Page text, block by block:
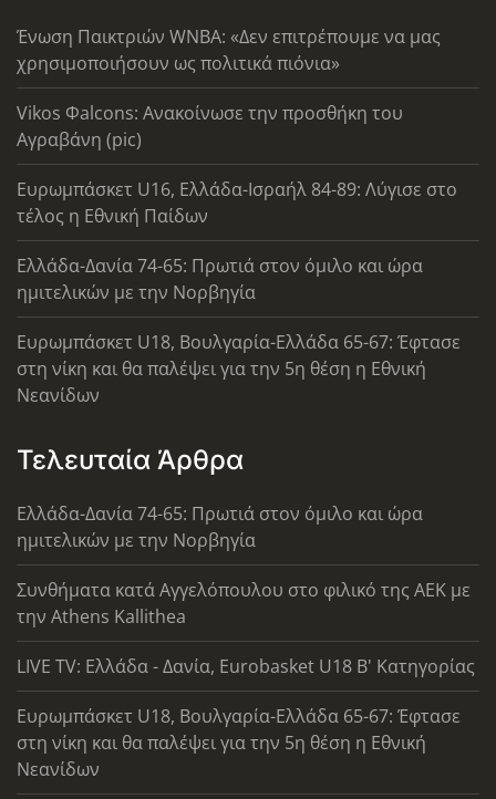
Ένωση Παικτριών WNBA: «Δεν επιτρέπουμε να μας
χρησιμοποιήσουν ως πολιτικά πιόνια»
Vikos Φalcons: Ανακοίνωσε την προσθήκη του
Αγραβάνη (pic)
Ευρωμπάσκετ U16, Ελλάδα-Ισραήλ 84-89: Λύγισε στο
τέλος η Εθνική Παίδων
Ελλάδα-Δανία 74-65: Πρωτιά στον όμιλο και ώρα
ημιτελικών με την Νορβηγία
Ευρωμπάσκετ U18, Βουλγαρία-Ελλάδα 65-67: Έφτασε
στη νίκη και θα παλέψει για την 5η θέση η Εθνική
Νεανίδων
Τελευταία Άρθρα
Ελλάδα-Δανία 74-65: Πρωτιά στον όμιλο και ώρα
ημιτελικών με την Νορβηγία
Συνθήματα κατά Αγγελόπουλου στο φιλικό της ΑΕΚ με
την Athens Kallithea
LIVE TV: Ελλάδα - Δανία, Eurobasket U18 Β' Κατηγορίας
Ευρωμπάσκετ U18, Βουλγαρία-Ελλάδα 65-67: Έφτασε
στη νίκη και θα παλέψει για την 5η θέση η Εθνική
Νεανίδων